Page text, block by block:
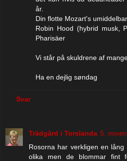
år.
Din flotte Mozart's
Robin Hood (hybrid musk,
Pharisäer
Vi står på skuldrene af
Ha en dejlig søndag
Svar
Trädgård i Torslanda 5.
Rosorna har verkligen en
olika men de blommar fint